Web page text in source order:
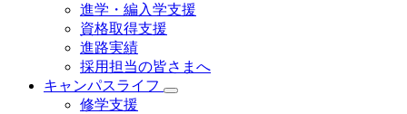
進学・編入学支援
資格取得⽀援
進路実績
採用担当の皆さまへ
キャンパスライフ
修学支援